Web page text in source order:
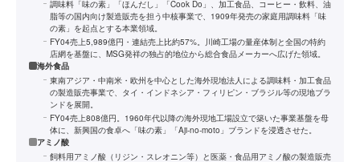
調味料「味の素」「ほんだし」「Cook Do」、加工食品、コーヒー・飲料、油
脂等の国内向け製造販売を担う中核事業で、1909年発売の家庭用調味料「味
の素」を起点とする本業領域。
FY04売上5,989億円・連結売上比約57%。川崎工場の量産体制と全国の特約
店網を基盤に、MSG発祥の独占的地位から総合食品メーカーへ広げた領域。
海外食品
東南アジア・中南米・欧州を中心とした海外現地法人による調味料・加工食品
の製造販売事業で、タイ・インドネシア・フィリピン・ブラジル等の現地ブラ
ンドを展開。
FY04売上808億円。1960年代以降の海外現地工場設立で築いた事業基盤を母
体に、新興国の食卓へ「味の素」「Aji-no-moto」ブランドを浸透させた。
アミノ酸
飼料用アミノ酸（リジン・スレオニン等）と医薬・食品用アミノ酸の製造販売